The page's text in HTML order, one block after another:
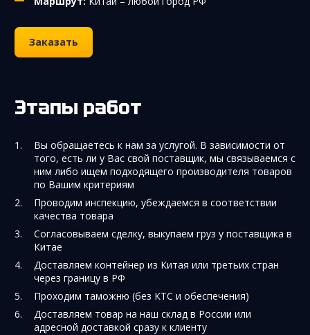
Заказать
Этапы работ
Вы обращаетесь к нам за услугой. В зависимости от
того, есть ли у Вас свой поставщик, мы связываемся с
ним либо ищем подходящего производителя товаров
по Вашим критериям
Проводим инспекцию, убеждаемся в соответствии
качества товара
Согласовываем сделку, выкупаем груз у поставщика в
Китае
Доставляем контейнер из Китая или третьих стран
через границу в РФ
Проходим таможню (без КТС и обеспечения)
Доставляем товар на наш склад в России или
адресной доставкой сразу к клиенту